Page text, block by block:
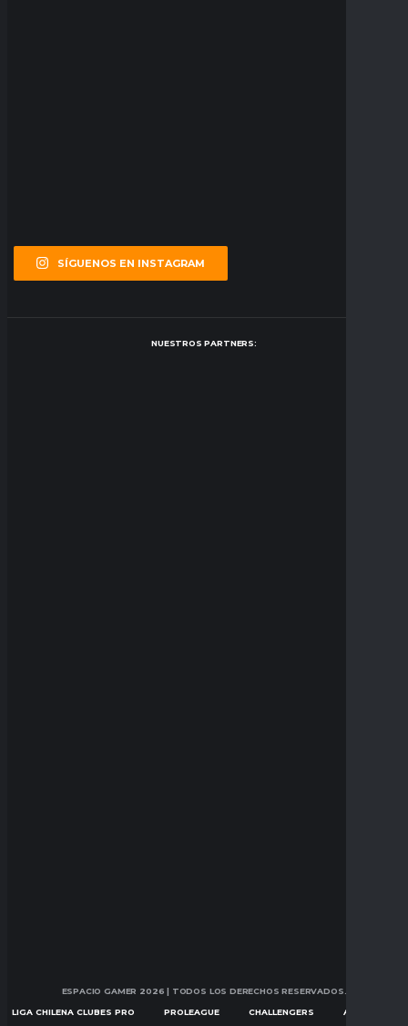
SÍGUENOS EN INSTAGRAM
NUESTROS PARTNERS:
ESPACIO GAMER 2026 | TODOS LOS DERECHOS RESERVADOS.
LIGA CHILENA CLUBES PRO PROLEAGUE CHALLENGERS ASCENSION